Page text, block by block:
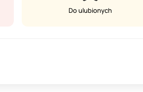
Do ulubionych